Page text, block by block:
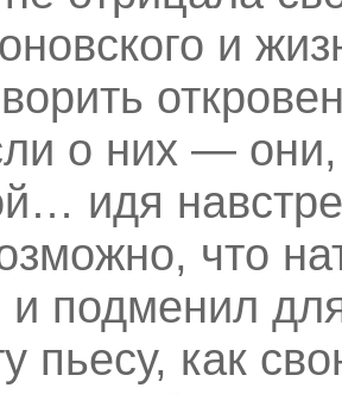
и
о них — они,
идя
что
подменил
пьесу, как